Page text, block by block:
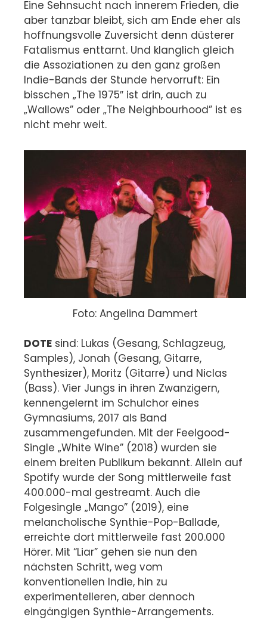
Eine Sehnsucht nach innerem Frieden, die
aber tanzbar bleibt, sich am Ende eher als
hoffnungsvolle Zuversicht denn düsterer
Fatalismus enttarnt. Und klanglich gleich
die Assoziationen zu den ganz großen
Indie-Bands der Stunde hervorruft: Ein
bisschen „The 1975″ ist drin, auch zu
„Wallows” oder „The Neighbourhood” ist es
nicht mehr weit.
Foto: Angelina Dammert
DOTE sind: Lukas (Gesang, Schlagzeug,
Samples), Jonah (Gesang, Gitarre,
Synthesizer), Moritz (Gitarre) und Niclas
(Bass). Vier Jungs in ihren Zwanzigern,
kennengelernt im Schulchor eines
Gymnasiums, 2017 als Band
zusammengefunden. Mit der Feelgood-
Single „White Wine” (2018) wurden sie
einem breiten Publikum bekannt. Allein auf
Spotify wurde der Song mittlerweile fast
400.000-mal gestreamt. Auch die
Folgesingle „Mango” (2019), eine
melancholische Synthie-Pop-Ballade,
erreichte dort mittlerweile fast 200.000
Hörer. Mit “Liar” gehen sie nun den
nächsten Schritt, weg vom
konventionellen Indie, hin zu
experimentelleren, aber dennoch
eingängigen Synthie-Arrangements.